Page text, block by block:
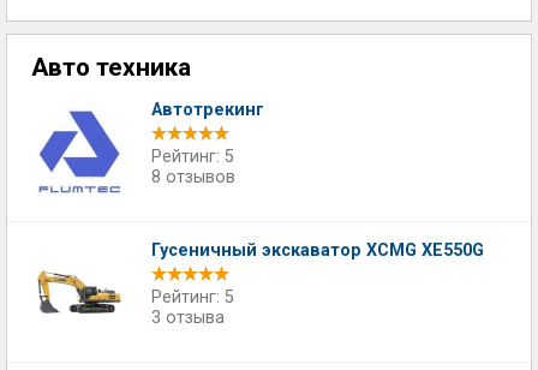
Авто техника
Автотрекинг
Рейтинг: 5
8 отзывов
Гусеничный экскаватор XCMG XE550G
Рейтинг: 5
3 отзыва